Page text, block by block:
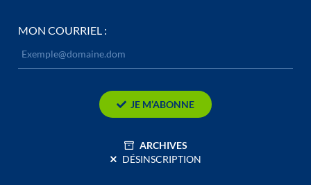
MON COURRIEL :
JE M’ABONNE
ARCHIVES
DÉSINSCRIPTION